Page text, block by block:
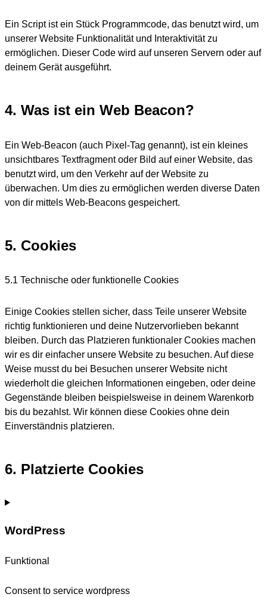
Ein Script ist ein Stück Programmcode, das benutzt wird, um
unserer Website Funktionalität und Interaktivität zu
ermöglichen. Dieser Code wird auf unseren Servern oder auf
deinem Gerät ausgeführt.
4. Was ist ein Web Beacon?
Ein Web-Beacon (auch Pixel-Tag genannt), ist ein kleines
unsichtbares Textfragment oder Bild auf einer Website, das
benutzt wird, um den Verkehr auf der Website zu
überwachen. Um dies zu ermöglichen werden diverse Daten
von dir mittels Web-Beacons gespeichert.
5. Cookies
5.1 Technische oder funktionelle Cookies
Einige Cookies stellen sicher, dass Teile unserer Website
richtig funktionieren und deine Nutzervorlieben bekannt
bleiben. Durch das Platzieren funktionaler Cookies machen
wir es dir einfacher unsere Website zu besuchen. Auf diese
Weise musst du bei Besuchen unserer Website nicht
wiederholt die gleichen Informationen eingeben, oder deine
Gegenstände bleiben beispielsweise in deinem Warenkorb
bis du bezahlst. Wir können diese Cookies ohne dein
Einverständnis platzieren.
6. Platzierte Cookies
WordPress
Funktional
Consent to service wordpress